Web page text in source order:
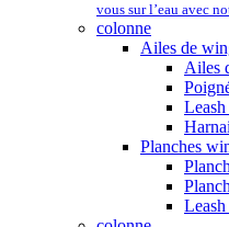
vous sur l’eau avec
colonne
Ailes de
Ailes
Planches